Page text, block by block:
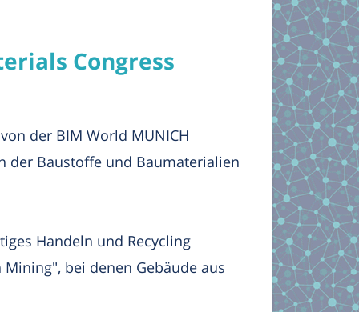
Congress
der BIM World MUNICH
der Baustoffe und Baumaterialien
Handeln und Recycling
bei denen Gebäude aus